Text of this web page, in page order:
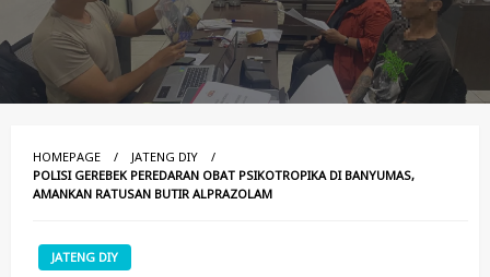
HOMEPAGE
JATENG DIY
POLISI GEREBEK PEREDARAN OBAT PSIKOTROPIKA DI BANYUMAS,
AMANKAN RATUSAN BUTIR ALPRAZOLAM
JATENG DIY